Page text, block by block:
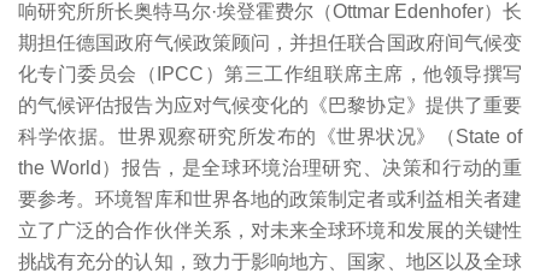
响研究所所长奥特马尔·埃登霍费尔（Ottmar Edenhofer）长
期担任德国政府气候政策顾问，并担任联合国政府间气候变
化专门委员会（IPCC）第三工作组联席主席，他领导撰写
的气候评估报告为应对气候变化的《巴黎协定》提供了重要
科学依据。世界观察研究所发布的《世界状况》（State of
the World）报告，是全球环境治理研究、决策和行动的重
要参考。环境智库和世界各地的政策制定者或利益相关者建
立了广泛的合作伙伴关系，对未来全球环境和发展的关键性
挑战有充分的认知，致力于影响地方、国家、地区以及全球